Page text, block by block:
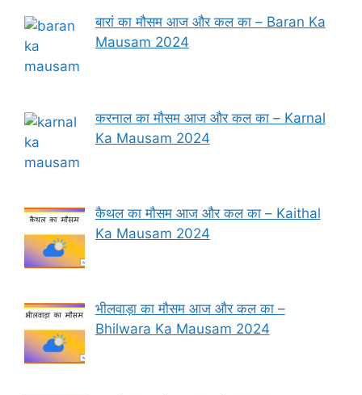
बारां का मौसम आज और कल का – Baran Ka
Mausam 2024
करनाल का मौसम आज और कल का – Karnal
Ka Mausam 2024
कैथल का मौसम आज और कल का – Kaithal
Ka Mausam 2024
भीलवाड़ा का मौसम आज और कल का –
Bhilwara Ka Mausam 2024